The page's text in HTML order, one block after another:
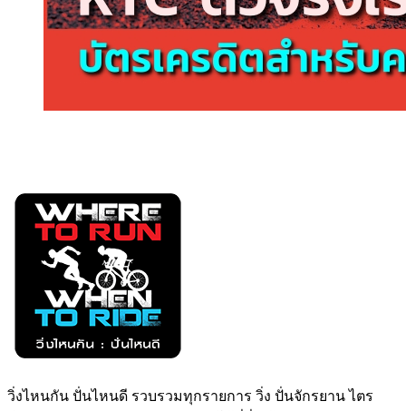
วิ่งไหนกัน ปั่นไหนดี รวบรวมทุกรายการ วิ่ง ปั่นจักรยาน ไตร